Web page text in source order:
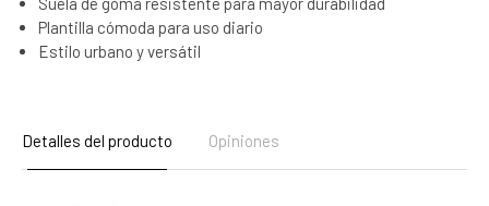
Plantilla cómoda para uso diario
Estilo urbano y versátil
Detalles del producto Opiniones